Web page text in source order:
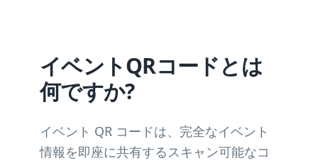
イベントQRコードとは
何ですか?
イベント QR コードは、完全なイベント
情報を即座に共有するスキャン可能なコ